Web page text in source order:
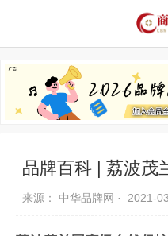
推荐品牌
品牌百科 | 荔波茂
来源： 中华品牌网 · 2021-